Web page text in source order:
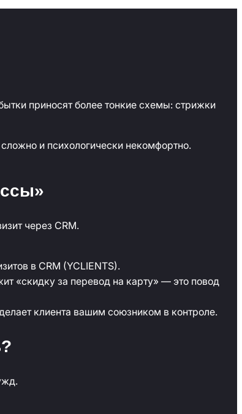
приносят более тонкие схемы: стрижки
и психологически некомфортно.
через CRM.
в CRM (YCLIENTS).
«скидку за перевод на карту» — это повод
клиента вашим союзником в контроле.